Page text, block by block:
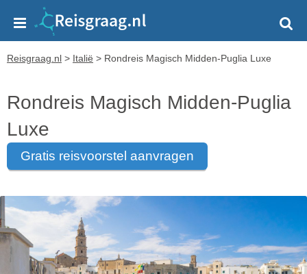
Reisgraag.nl > Italië > Rondreis Magisch Midden-Puglia Luxe
Rondreis Magisch Midden-Puglia
Luxe
gratis reisvoorstel aanvragen